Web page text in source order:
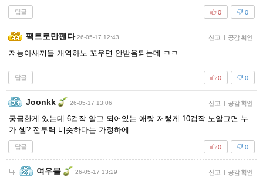
답글 0
0
팩트로만팬다 26-05-17 12:43 신고 | 공감 확인
저능아새끼들 개역하노 꼬우면 안받음되는데 ㅋㅋ
답글 0
0
Joonkk 26-05-17 13:06 신고 | 공감 확인
궁금한게 있는데 6겁작 앜그 되어있는 애랑 저렇게 10겁작 노앜그면 누
가 쎔? 전투력 비슷하다는 가정하에
답글 0
0
여우불 26-05-17 13:29 신고 | 공감 확인